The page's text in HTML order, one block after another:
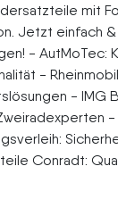
mit
Jetzt einfach &
- AutMoTec:
-
- IMG
-
Conradt: